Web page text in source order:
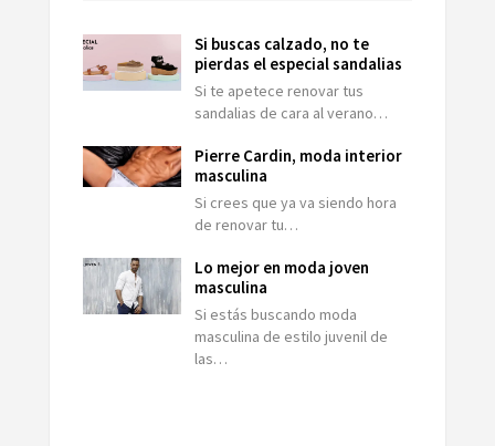
Si buscas calzado, no te
pierdas el especial sandalias
Si te apetece renovar tus
sandalias de cara al verano…
Pierre Cardin, moda interior
masculina
Si crees que ya va siendo hora
de renovar tu…
Lo mejor en moda joven
masculina
Si estás buscando moda
masculina de estilo juvenil de
las…